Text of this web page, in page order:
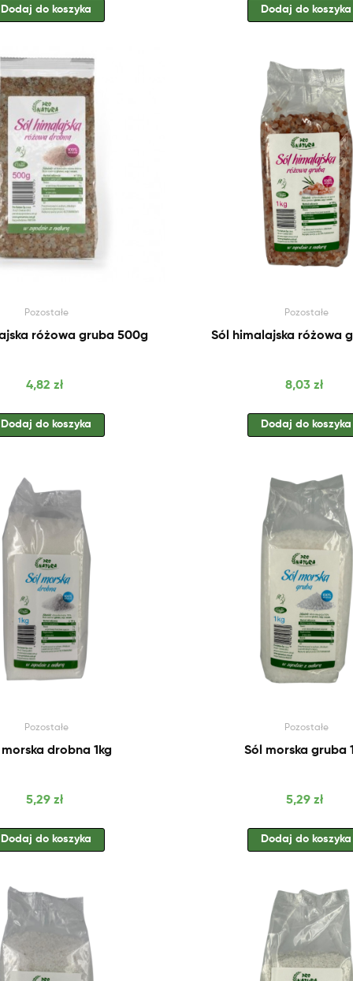
Dodaj do koszyka Dodaj do koszyka
Pozostałe
różowa gruba 500g
Cena
4,82 zł
Dodaj do koszyka
Pozostałe
Sól himalajska różowa
Cena
8,03 zł
Dodaj do koszyka
Pozostałe
morska drobna 1kg
Cena
5,29 zł
Dodaj do koszyka
Pozostałe
Sól morska gruba
Cena
5,29 zł
Dodaj do koszyka